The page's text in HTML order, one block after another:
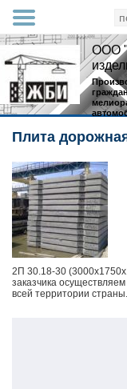
ООО
Плита
2П 30.18-30
заказчика
всей территории страны.